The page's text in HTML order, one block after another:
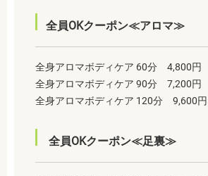
全員OKクーポン≪アロマ≫
全身アロマボディケア 60分 4,800円
全身アロマボディケア 90分 7,200円
全身アロマボディケア 120分 9,600円
全員OKクーポン≪足裏≫